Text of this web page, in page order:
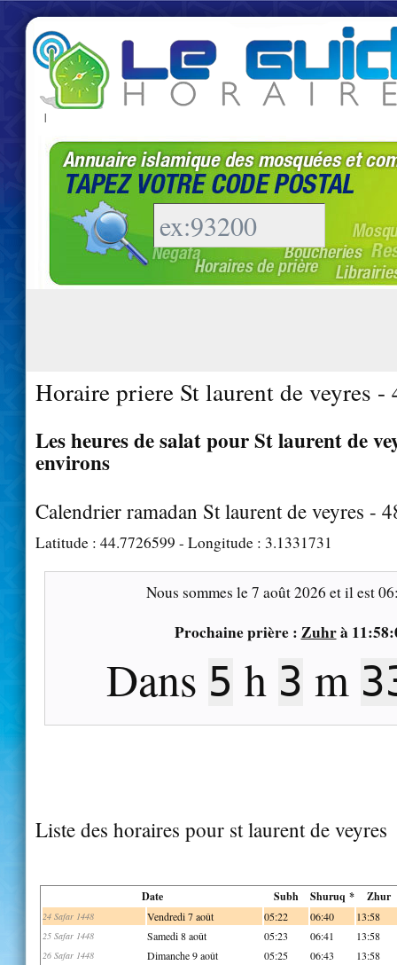
|
Horaire priere St laurent de veyres -
Les heures de salat pour St laurent de
environs
Calendrier ramadan St laurent de veyres -
Latitude : 44.7726599 - Longitude : 3.1331731
Nous sommes le7 août 2026 et il est
Prochaine prière : Zuhrà
Dans 5 h 3 m
Liste des horaires pour st laurent de veyres
Date Subh Shuruq * Zhur
24 Safar 1448 Vendredi 7 août 05:22 06:40 13:58
25 Safar 1448 Samedi 8 août 05:23 06:41 13:58
26 Safar 1448 Dimanche 9 août 05:25 06:43 13:58